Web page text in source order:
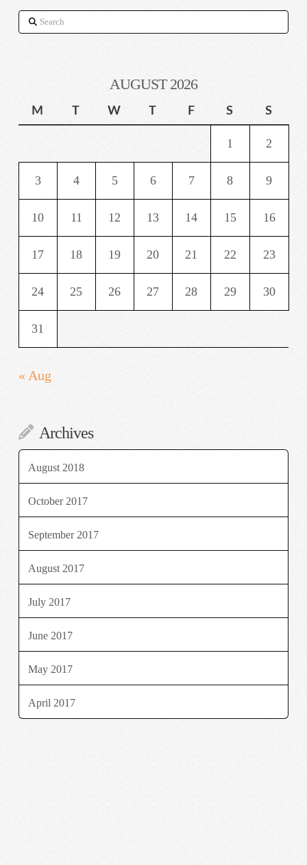
Search
AUGUST 2026
M T W T F S S
1 2
3 4 5 6 7 8 9
10 11 12 13 14 15 16
17 18 19 20 21 22 23
24 25 26 27 28 29 30
31
« Aug
Archives
August 2018
October 2017
September 2017
August 2017
July 2017
June 2017
May 2017
April 2017